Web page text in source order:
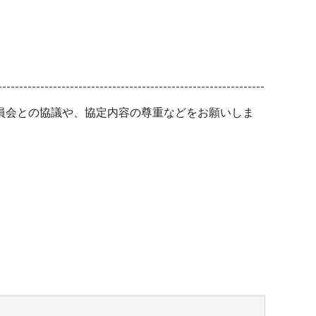
との協議や、協定内容の尊重などをお願いしま